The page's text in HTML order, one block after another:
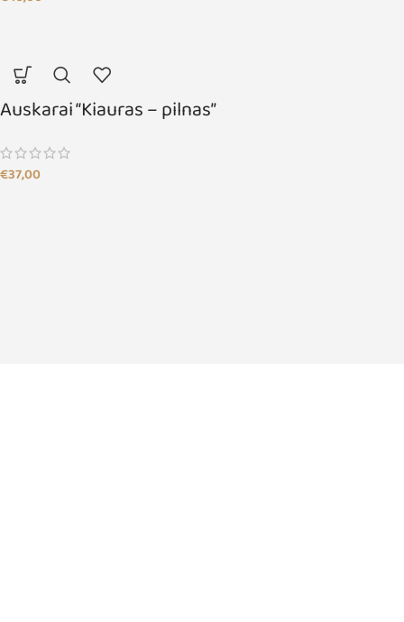
Auskarai “Kiauras – pilnas”
€37,00